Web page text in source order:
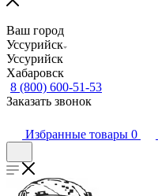
Ваш город
Уссурийск
Уссурийск
Хабаровск
8 (800) 600-51-53
Заказать звонок
Избранные товары 0